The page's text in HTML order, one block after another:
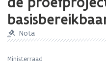
zich
op:
Wijziging
decreet
regelluw
Nota
Ministerraad